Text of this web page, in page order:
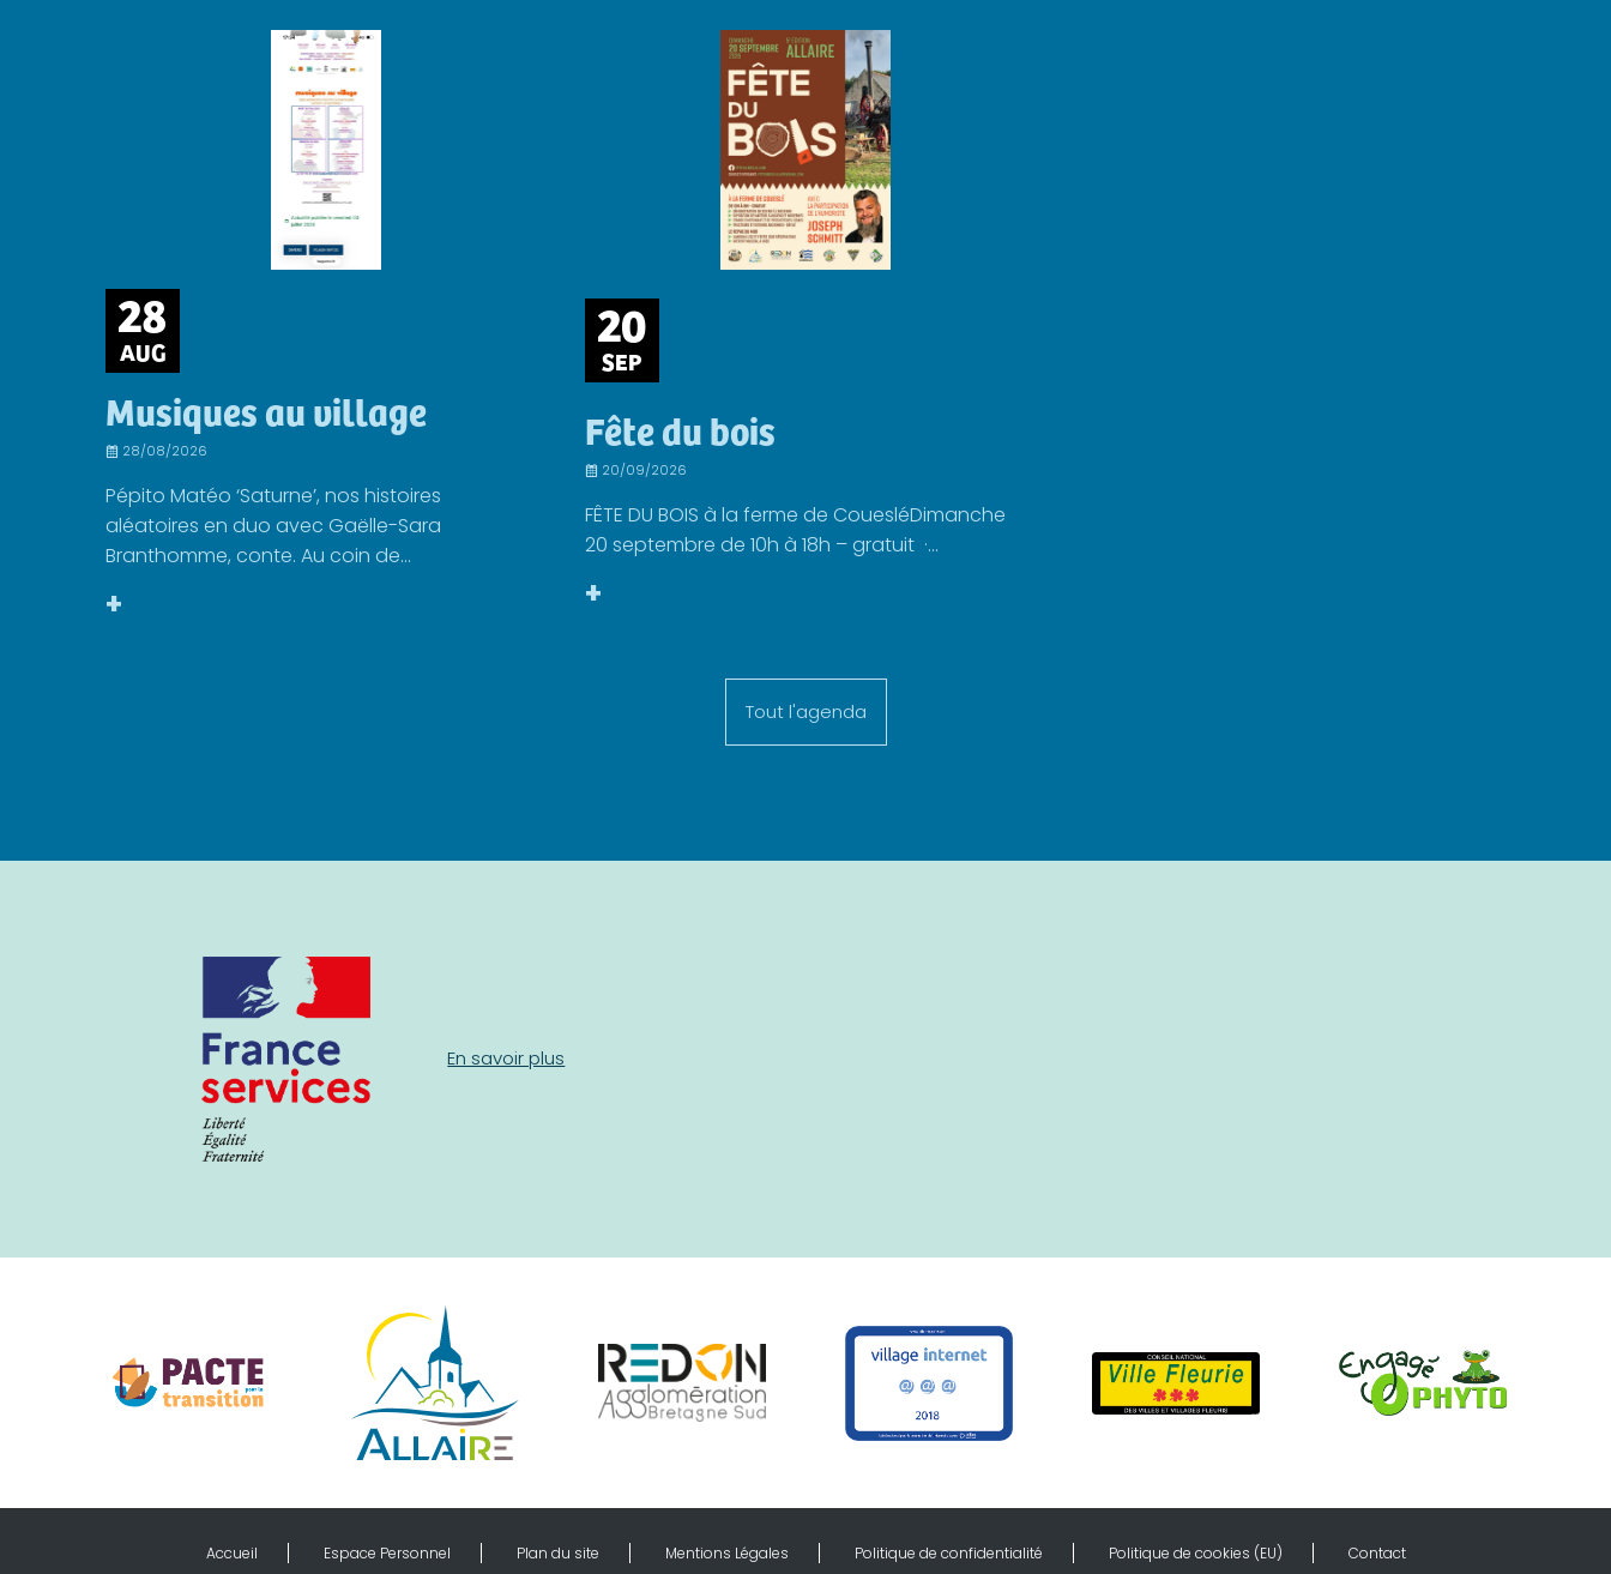
28
AUG
Musiques au village
28/08/2026
Pépito Matéo ‘Saturne’, nos histoires
aléatoires en duo avec Gaëlle-Sara
Branthomme, conte. Au coin de...
+
20
SEP
Fête du bois
20/09/2026
FÊTE DU BOIS à la ferme de CouesléDimanche
20 septembre de 10h à 18h – gratuit ·...
+
Tout l'agenda
En savoir plus
Accueil Espace Personnel Plan du site Mentions Légales Politique de confidentialité Politique de cookies (EU) Contact